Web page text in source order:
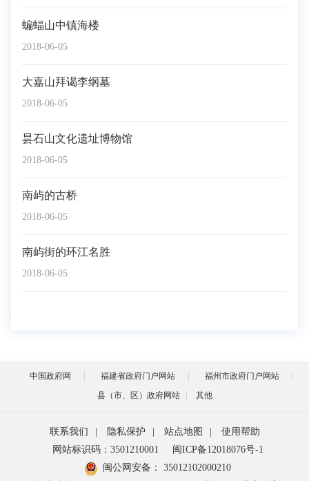
2018-06-05
蝙蝠山中镇海楼
2018-06-05
大嘉山拜谒李纲墓
2018-06-05
昙石山文化遗址博物馆
2018-06-05
南屿的古桥
2018-06-05
南屿街的环江名胜
中国政府网 福建省政府门户网站
福州市政府门户网站
县（市、区）政府网站
其他
联系我们 隐私保护 站点地图
使用帮助
网站标识码：3501210001
闽ICP备12018076号-1
闽公网安备：
35012102000210